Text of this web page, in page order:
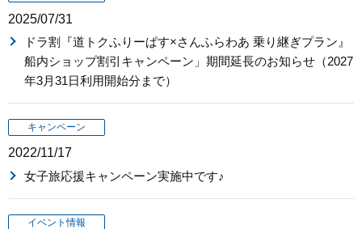
2025/07/31
ドラ割『道トクふりーぱす×さんふらわあ 乗り継ぎプラン』
船内ショップ割引キャンペーン」期間延長のお知らせ（2027
年3月31日利用開始分まで）
キャンペーン
2022/11/17
女子旅応援キャンペーン実施中です♪
イベント情報